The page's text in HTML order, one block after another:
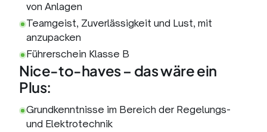
von Anlagen
Teamgeist, Zuverlässigkeit und Lust, mit
anzupacken
Führerschein Klasse B
Nice-to-haves – das wäre ein
Plus:
Grundkenntnisse im Bereich der Regelungs-
und Elektrotechnik